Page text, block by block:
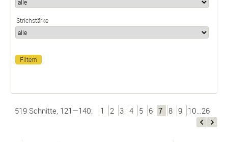
Strichstärke
519 Schnitte, 121—140: 1 2 3 4 5 6 7 8 9 10…26